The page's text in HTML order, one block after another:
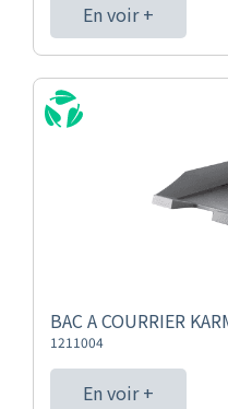
En voir +
BAC A COURRIER
1211004
En voir +